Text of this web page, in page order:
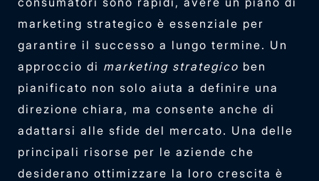
marketing strategico è essenziale per
garantire il successo a lungo termine. Un
approccio di marketing strategico ben
pianificato non solo aiuta a definire una
direzione chiara, ma consente anche di
adattarsi alle sfide del mercato. Una delle
principali risorse per le aziende che
desiderano ottimizzare la loro crescita è